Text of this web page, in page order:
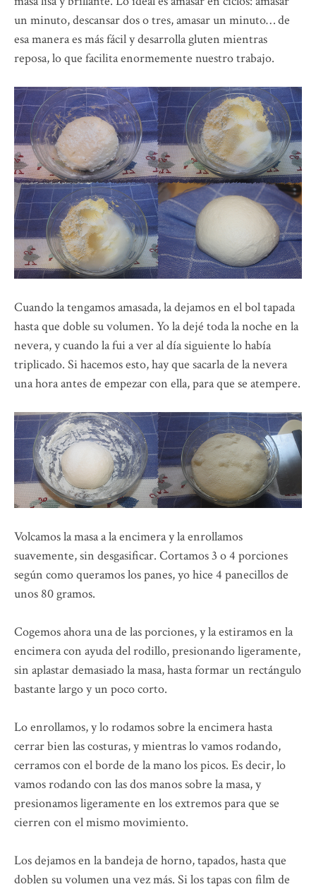
un minuto, descansar dos o tres, amasar un minuto… de
esa manera es más fácil y desarrolla gluten mientras
reposa, lo que facilita enormemente nuestro trabajo.
Cuando la tengamos amasada, la dejamos en el bol tapada
hasta que doble su volumen. Yo la dejé toda la noche en la
nevera, y cuando la fui a ver al día siguiente lo había
triplicado. Si hacemos esto, hay que sacarla de la nevera
una hora antes de empezar con ella, para que se atempere.
Volcamos la masa a la encimera y la enrollamos
suavemente, sin desgasificar. Cortamos 3 o 4 porciones
según como queramos los panes, yo hice 4 panecillos de
unos 80 gramos.
Cogemos ahora una de las porciones, y la estiramos en la
encimera con ayuda del rodillo, presionando ligeramente,
sin aplastar demasiado la masa, hasta formar un rectángulo
bastante largo y un poco corto.
Lo enrollamos, y lo rodamos sobre la encimera hasta
cerrar bien las costuras, y mientras lo vamos rodando,
cerramos con el borde de la mano los picos. Es decir, lo
vamos rodando con las dos manos sobre la masa, y
presionamos ligeramente en los extremos para que se
cierren con el mismo movimiento.
Los dejamos en la bandeja de horno, tapados, hasta que
doblen su volumen una vez más. Si los tapas con film de